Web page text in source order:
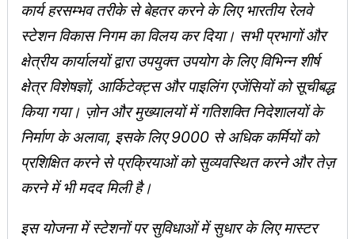
कार्य हरसम्भव तरीके से बे‍हतर करने के लिए भारतीय रेलवे
स्टेशन विकास निगम का विलय कर दिया। सभी प्रभागों और
क्षेत्रीय कार्यालयों द्वारा उपयुक्त उपयोग के लिए विभिन्न शीर्ष
क्षेत्र विशेषज्ञों, आर्किटेक्ट्स और पाइलिंग एजेंसियों को सूचीबद्ध
किया गया। ज़ोन और मुख्यालयों में गतिशक्ति निदेशालयों के
निर्माण के अलावा, इसके लिए 9000 से अधिक कर्मियों को
प्रशिक्षित करने से प्रक्रियाओं को सुव्यवस्थित करने और तेज़
करने में भी मदद मिली है।
इस योजना में स्टेशनों पर सुविधाओं में सुधार के लिए मास्टर